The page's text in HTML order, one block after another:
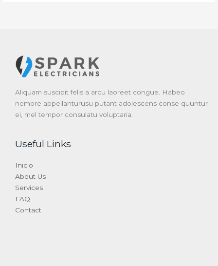
Aliquam suscipit felis a arcu laoreet congue. Habeo
nemore appellanturusu putant adolescens conse quuntur
ei, mel tempor consulatu voluptaria.
Useful Links
Inicio
About Us
Services
FAQ
Contact